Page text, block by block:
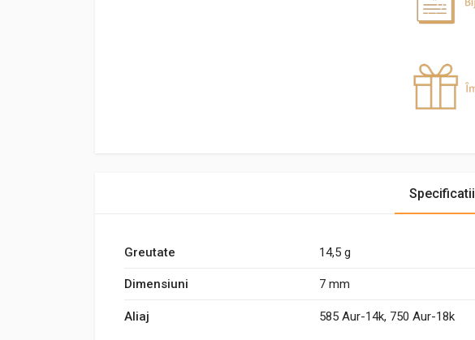
Specificatii
Greutate 14,5 g
Dimensiuni 7 mm
Aliaj 585 Aur-14k, 750 Aur-18k